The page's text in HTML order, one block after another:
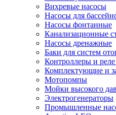
Вихревые насосы
Насосы для
Насосы фонтанные
Канализационные
Насосы дренажные
Баки для систем
Контроллеры и
Комплектующие и
Мотопомпы
Мойки высокого
Электрогенераторы
Промышленные